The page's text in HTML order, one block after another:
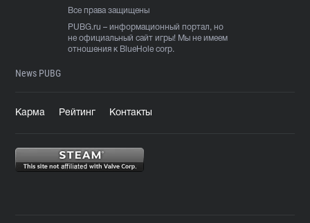
Все права защищены
PUBG.ru – информационный портал, но
не официальный сайт игры! Мы не имеем
отношения к BlueHole corp.
News PUBG
Карма Рейтинг Контакты